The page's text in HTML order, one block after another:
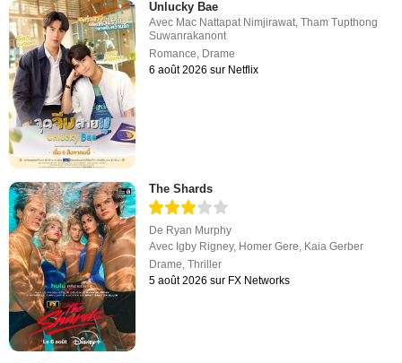
Unlucky Bae
Avec Mac Nattapat Nimjirawat,Tham Tupthong
Suwanrakanont
Romance, Drame
6 août 2026 sur Netflix
The Shards
De Ryan Murphy
Avec Igby Rigney, Homer Gere, Kaia Gerber
Drame,Thriller
5 août 2026 sur FX Networks